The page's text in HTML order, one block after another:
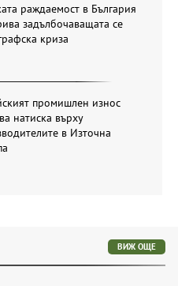
раждаемост в България
задълбочаващата се
криза
промишлен износ
натиска върху
в Източна
ВИЖ ОЩЕ